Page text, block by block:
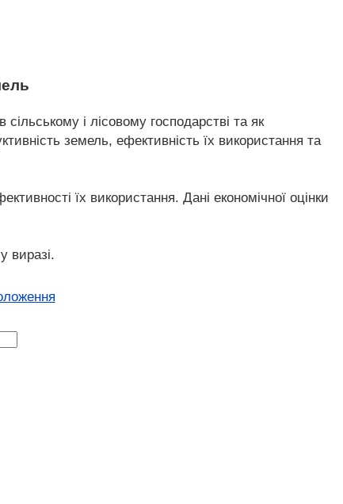
і лісовому господарстві та як
земель, ефективність їх використання та
їх використання. Дані економічної оцінки
виразі.